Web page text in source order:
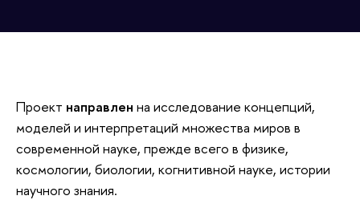
Проект направлен на исследование концепций,
моделей и интерпретаций множества миров в
современной науке, прежде всего в физике,
космологии, биологии, когнитивной науке, истории
научного знания.